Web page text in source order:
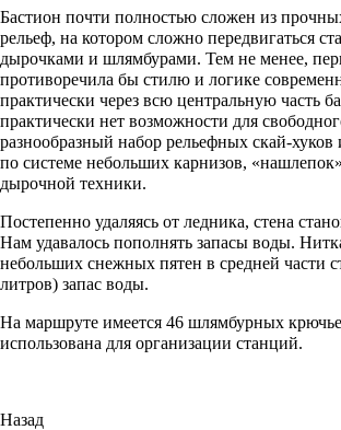
Бастион почти полностью сложен из
рельеф, на котором сложно передвигаться
дырочками и шлямбурами. Тем не менее,
противоречила бы стилю и логике
практически через всю центральную часть
практически нет возможности для
разнообразный набор рельефных скай-хуков
по системе небольших карнизов,
дырочной техники.
Постепенно удаляясь от ледника, стена
Нам удавалось пополнять запасы воды.
небольших снежных пятен в средней части
литров) запас воды.
На маршруте имеется 46 шлямбурных
использована для организации станций.
Назад